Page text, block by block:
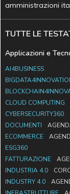
amministrazioni
TUTTE LE
Applicazioni e
AI4BUSINESS
CLOUD COMPUTING
CYBERSECURITY360
DOCUMENTI
ECOMMERCE
ESG360
FATTURAZIONE
INDUSTRIA 4.0
INDUSTRY 4.0